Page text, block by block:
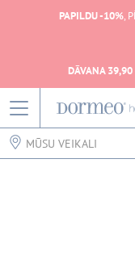
PAPILDU -10%,
DĀVANA
MŪSU VEIKALI